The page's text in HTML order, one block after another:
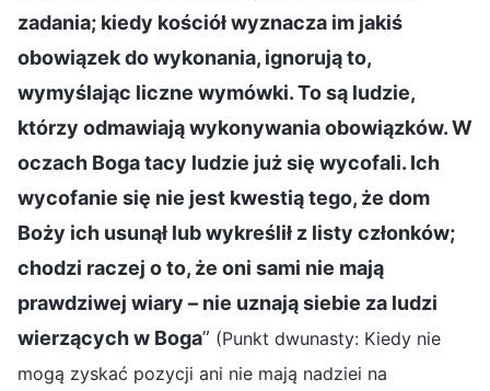
zadania; kiedy kościół wyznacza im jakiś
obowiązek do wykonania, ignorują to,
wymyślając liczne wymówki. To są ludzie,
którzy odmawiają wykonywania obowiązków. W
oczach Boga tacy ludzie już się wycofali. Ich
wycofanie się nie jest kwestią tego, że dom
Boży ich usunął lub wykreślił z listy członków;
chodzi raczej o to, że oni sami nie mają
prawdziwej wiary – nie uznają siebie za ludzi
wierzących w Boga” (Punkt dwunasty: Kiedy nie
mogą zyskać pozycji ani nie mają nadziei na